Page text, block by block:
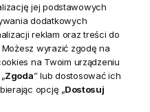
Showroom
ul. Bielska 45a,
43-356 Bujaków
jej podstawowych
dodatkowych
reklam oraz treści do
wyrazić zgodę na
na Twoim urządzeniu
Zgoda” lub dostosować ich
opcję „Dostosuj